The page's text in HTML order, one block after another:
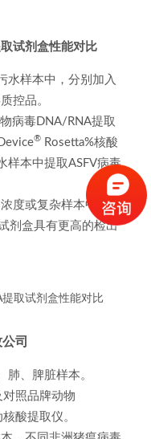
试剂盒性能对比
水样本中，分别加入
控品。
病毒DNA/RNA提取
® Rosetta%核酸
样本中提取ASFV病毒
度或复杂样本中，
剂盒具有更高的检出
取试剂盒性能对比
司
肺、脾脏样本。
对照品牌动物
酸提取仪。